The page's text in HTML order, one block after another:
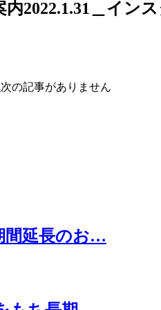
内2022.1.31＿イン
次の記事がありません
間延長のお…